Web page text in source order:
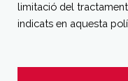
limitació del
indicats en aquesta